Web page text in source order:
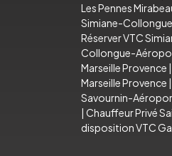
Les Pennes
Simiane-Collongue
Réserver VTC
Collongue-
Marseille Provence |
Marseille Provence |
Savournin-
| Chauffeur Privé
disposition VTC